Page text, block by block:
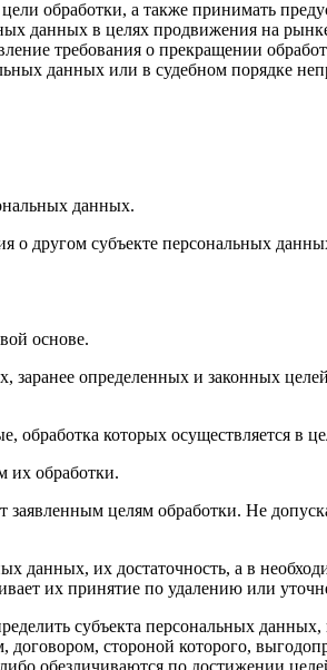
обработки, а также принимать
данных в целях продвижения на
требования о прекращении
данных или в судебном порядке
данных.
другом субъекте персональных
основе.
определенных и законных
обработка которых осуществляется в
их обработки.
целям обработки. Не
данных, их достаточность, а в
их принятие по удалению или
субъекта персональных
стороной которого,
обезличиваются по достижении